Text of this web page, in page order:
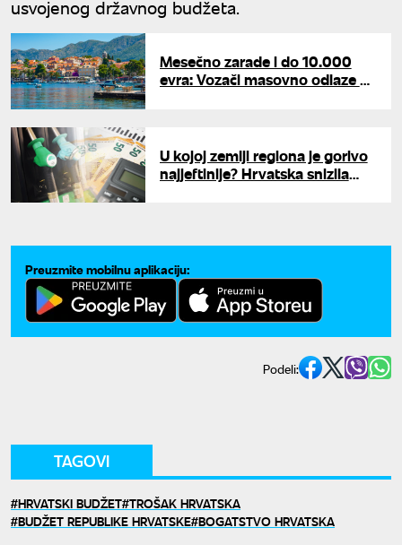
usvojenog državnog budžeta.
Mesečno zarade i do 10.000
evra: Vozači masovno odlaze na
U kojoj zemlji regiona je gorivo
najjeftinije? Hrvatska snizila
Preuzmite mobilnu aplikaciju:
Podeli:
TAGOVI
HRVATSKI BUDŽET TROŠAK HRVATSKA
BUDŽET REPUBLIKE HRVATSKE BOGATSTVO HRVATSKA